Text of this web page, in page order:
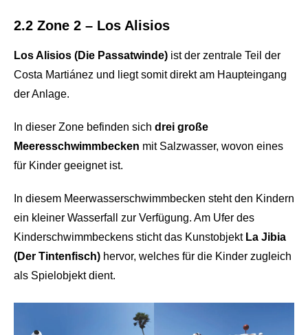
2.2 Zone 2 – Los Alisios
Los Alisios (Die Passatwinde) ist der zentrale Teil der
Costa Martiánez und liegt somit direkt am Haupteingang
der Anlage.
In dieser Zone befinden sich drei große
Meeresschwimmbecken mit Salzwasser, wovon eines
für Kinder geeignet ist.
In diesem Meerwasserschwimmbecken steht den Kindern
ein kleiner Wasserfall zur Verfügung. Am Ufer des
Kinderschwimmbeckens sticht das Kunstobjekt La Jibia
(Der Tintenfisch) hervor, welches für die Kinder zugleich
als Spielobjekt dient.